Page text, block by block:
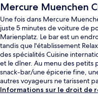
Mercure Muenchen
Une fois dans Mercure
juste 5 minutes de voiture de
Marienplatz. Le bar est un
tandis que l'établissement
des spécialités Cuisine
et le dîner. Au menu des petits
snack-bar/une épicerie fine,
autres voyageurs ne tarissent
personnel attentionné et
Informations sur le droit de